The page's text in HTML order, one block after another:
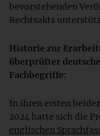
bevorstehenden
Rechtsakts
Historie zur
überprüfter
Fachbegriffe:
In ihren ersten
2024 hatte sich die
englischen